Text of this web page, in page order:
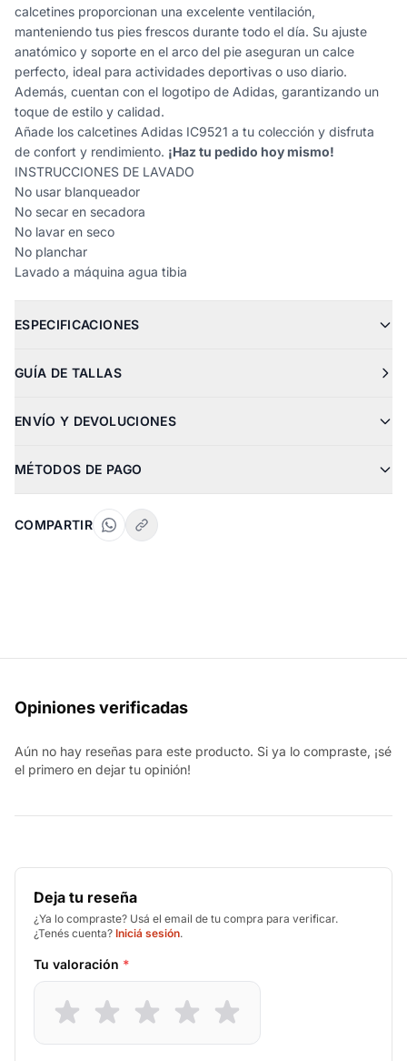
calcetines proporcionan una excelente ventilación,
manteniendo tus pies frescos durante todo el día. Su ajuste
anatómico y soporte en el arco del pie aseguran un calce
perfecto, ideal para actividades deportivas o uso diario.
Además, cuentan con el logotipo de Adidas, garantizando un
toque de estilo y calidad.
Añade los calcetines Adidas IC9521 a tu colección y disfruta
de confort y rendimiento. ¡Haz tu pedido hoy mismo!
INSTRUCCIONES DE LAVADO
No usar blanqueador
No secar en secadora
No lavar en seco
No planchar
Lavado a máquina agua tibia
ESPECIFICACIONES
GUÍA DE TALLAS
ENVÍO Y DEVOLUCIONES
MÉTODOS DE PAGO
COMPARTIR
Opiniones verificadas
Aún no hay reseñas para este producto. Si ya lo compraste, ¡sé
el primero en dejar tu opinión!
Deja tu reseña
¿Ya lo compraste? Usá el email de tu compra para verificar.
¿Tenés cuenta? Iniciá sesión.
Tu valoración *